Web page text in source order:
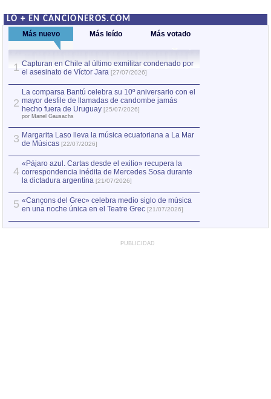
LO + EN CANCIONEROS.COM
Más nuevo Más leído Más votado
1 Capturan en Chile al último exmilitar condenado por
el asesinato de Víctor Jara [27/07/2026]
2
La comparsa Bantú celebra su 10º aniversario con el
mayor desfile de llamadas de candombe jamás
hecho fuera de Uruguay [25/07/2026]
por Manel Gausachs
3 Margarita Laso lleva la música ecuatoriana a La Mar
de Músicas [22/07/2026]
4
«Pájaro azul. Cartas desde el exilio» recupera la
correspondencia inédita de Mercedes Sosa durante
la dictadura argentina [21/07/2026]
5 «Cançons del Grec» celebra medio siglo de música
en una noche única en el Teatre Grec [21/07/2026]
PUBLICIDAD